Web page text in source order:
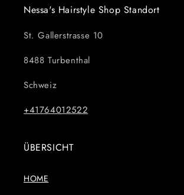
Nessa's Hairstyle Shop Standort
St. Gallerstrasse 10
8488 Turbenthal
Schweiz
+41764012522
ÜBERSICHT
HOME